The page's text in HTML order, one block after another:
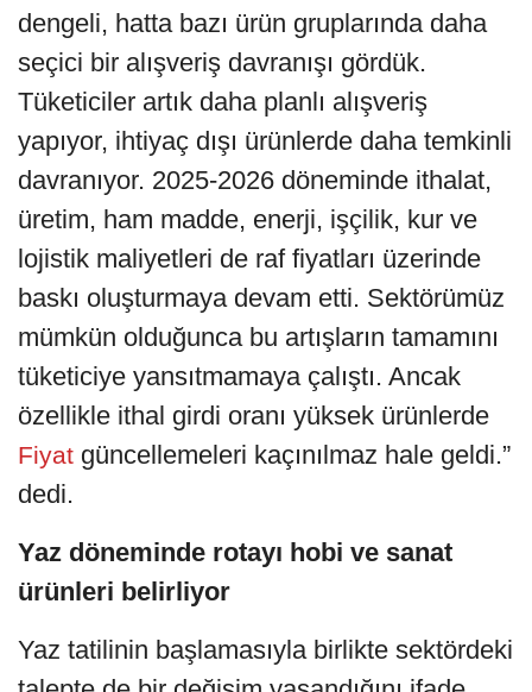
dengeli, hatta bazı ürün gruplarında daha
seçici bir alışveriş davranışı gördük.
Tüketiciler artık daha planlı alışveriş
yapıyor, ihtiyaç dışı ürünlerde daha temkinli
davranıyor. 2025-2026 döneminde ithalat,
üretim, ham madde, enerji, işçilik, kur ve
lojistik maliyetleri de raf fiyatları üzerinde
baskı oluşturmaya devam etti. Sektörümüz
mümkün olduğunca bu artışların tamamını
tüketiciye yansıtmamaya çalıştı. Ancak
özellikle ithal girdi oranı yüksek ürünlerde
Fiyat güncellemeleri kaçınılmaz hale geldi.”
dedi.
Yaz döneminde rotayı hobi ve sanat
ürünleri belirliyor
Yaz tatilinin başlamasıyla birlikte sektördeki